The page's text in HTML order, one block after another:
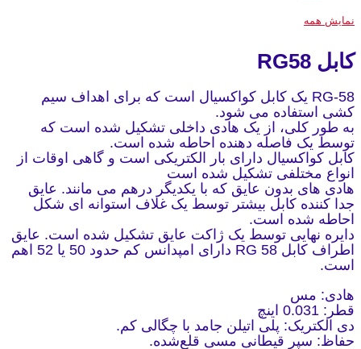
نمایش همه
کابل RG58
RG-58 یک کابل کواکسیال است که برای اهداف سیم
کشی استفاده می شود.
به طور کلی، از یک هادی داخلی تشکیل شده است که
توسط یک فاصله دهنده احاطه شده است.
کابل کواکسیال دارای بار الکتریکی است و گاهی اوقات از
انواع مختلفی تشکیل شده است
هادی های بدون عایق که با یکدیگر درهم می مانند. عایق
جدا کننده کابل بیشتر توسط یک غلاف استوانه ای شکل
احاطه شده است.
دایره نهایی توسط یک ژاکت عایق تشکیل شده است. عایق
اطراف کابل RG 58 دارای امپدانس کم حدود 50 یا 52 اهم
است.
هادی: مس
قطر: 0.031 اینچ
دی الکتریک: پلی اتیلن جامد با چگالی کم.
حفاظ: سپر قیطانی مسی قلع‌شده.